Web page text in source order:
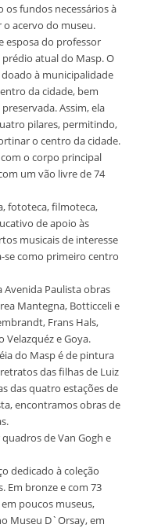
os fundos necessários à
acervo do museu.
esposa do professor
atual do Masp. O
à municipalidade
da cidade, bem
Assim, ela
pilares, permitindo,
o centro da cidade.
o corpo principal
um vão livre de 74
fototeca, filmoteca,
de apoio às
musicais de interesse
se como primeiro centro
Paulista obras
Mantegna, Botticceli e
Frans Hals,
Velazquéz e Goya.
do Masp é de pintura
das filhas de Luiz
das quatro estações de
encontramos obras de
de Van Gogh e
dedicado à coleção
Em bronze e com 73
poucos museus,
Museu D`Orsay, em